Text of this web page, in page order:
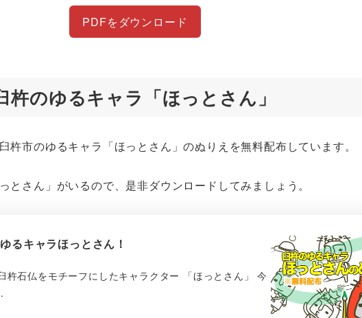
PDFをダウンロード
杵のゆるキャラ「ほっとさん」
杵市のゆるキャラ「ほっとさん」のぬりえを無料配布しています。
とさん」がいるので、是非ダウンロードしてみましょう。
るキャラほっとさん！
杵石仏をモチーフにしたキャラクター 「ほっとさん」 今